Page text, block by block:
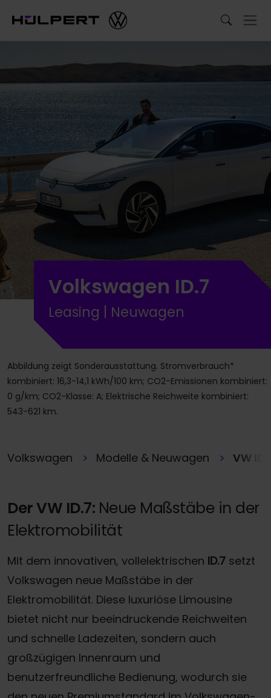
Volkswagen ID.7
Leasing | Neuwagen
Abbildung zeigt Sonderausstattung. Stromverbrauch*
kombiniert: 16,3-14,1 kWh/100 km; CO2-Emissionen kombiniert:
0 g/km; CO2-Klasse: A; Elektrische Reichweite kombiniert:
543-621 km.
Volkswagen Modelle & Neuwagen VW
Der VW ID.7: Neue Maßstäbe in der
Elektromobilität
Mit dem innovativen, vollelektrischen ID.7 setzt
Volkswagen neue Maßstäbe in der
Elektromobilität. Diese luxuriöse Limousine
bietet nicht nur beeindruckende Reichweiten
und schnelle Ladezeiten, sondern auch
großzügigen Innenraum und
benutzerfreundliche Bedienung, wodurch sie